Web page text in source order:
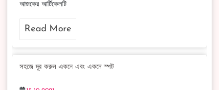
আজকের আর্টিকেলটি
Read More
সহজে দূর করুন একনে এবং একনে স্পট